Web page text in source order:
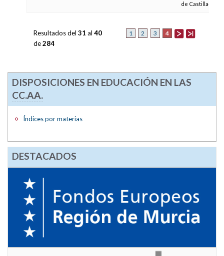
de Castilla-La
1 2 3 4
Resultados del 31 al 40
de284
DISPOSICIONES EN EDUCACIÓN EN LAS
CC.AA.
Índices por materias
DESTACADOS